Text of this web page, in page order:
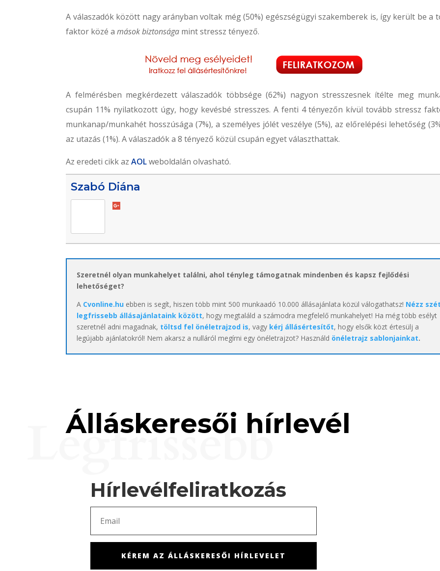
A válaszadók között nagy arányban voltak még (50%) egészségügyi szakemberek is, így került be a
faktor közé amások biztonsága mint stressz tényező.
A felmérésben megkérdezett válaszadók többsége (62%) nagyon stresszesnek ítélte meg
csupán 11% nyilatkozott úgy, hogy kevésbé stresszes. A fenti 4 tényezőn kívül tovább stressz
munkanap/munkahét hosszúsága (7%), a személyes jólét veszélye (5%), az előrelépési lehetőség
az utazás (1%). A válaszadók a 8 tényező közül csupán egyet választhattak.
Az eredeti cikk azAOLweboldalán olvasható.
Szabó Diána
Szeretnél olyan munkahelyet találni, ahol tényleg támogatnak mindenben és kapsz fejlődési
lehetőséget?
A Cvonline.hu ebben is segít, hiszen több mint 500 munkaadó 10.000 állásajánlata közül válogathatsz! Nézz
legfrissebb állásajánlataink között, hogy megtaláld a számodra megfelelő munkahelyet! Ha még több esélyt
szeretnél adni magadnak, töltsd fel önéletrajzod is, vagy kérj állásértesítőt, hogy elsők közt értesülj a
legújabb ajánlatokról! Nem akarsz a nulláról megírni egy önéletrajzot? Használd önéletrajz sablonjainkat.
Álláskeresői hírlevél
Legfrissebb
Hírlevélfeliratkozás
KÉREM AZ ÁLLÁSKERESŐI HÍRLEVELET